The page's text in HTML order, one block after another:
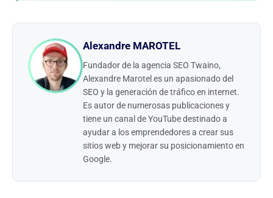
Alexandre MAROTEL
Fundador de la agencia SEO Twaino,
Alexandre Marotel es un apasionado del
SEO y la generación de tráfico en internet.
Es autor de numerosas publicaciones y
tiene un canal de YouTube destinado a
ayudar a los emprendedores a crear sus
sitios web y mejorar su posicionamiento en
Google.